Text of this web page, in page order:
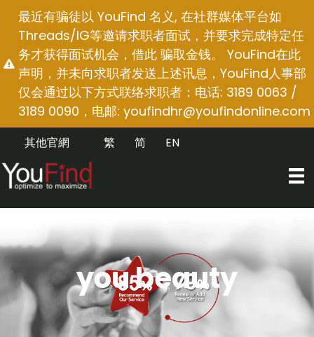
容
最近有骗徒以 YouFind 名义, 在社群媒体平台如
Threads/IG等邀请求职者面试，并要求完成特定任
务才获得面试机会，借此 骗取金钱。 YouFind在此
声明，并未向求职者发送上述讯息，YouFind人事部
仅会通过以下方式联络求职者：电话: 3189 0063 /
3189 0090，电邮: youfindhr@youfindonline.com
其他官網 EN
简
繁
you beauty